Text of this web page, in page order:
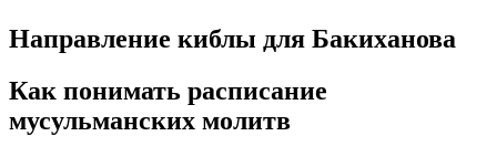
Направление киблы для Бакиханова
Как понимать расписание
мусульманских молитв